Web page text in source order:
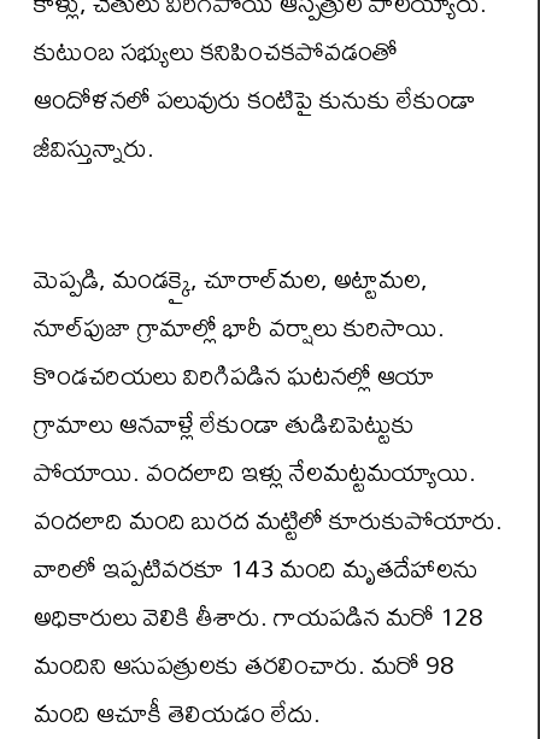
కుటుంబ సభ్యులు కనిపించకపోవడంతో
ఆందోళనలో పలువురు కంటిపై కునుకు లేకుండా
జీవిస్తున్నారు.
మెప్పడి, మండక్కై, చూరాల్‌మల, అట్టామల,
నూల్‌పుజా గ్రామాల్లో భారీ వర్షాలు కురిసాయి.
కొండచరియలు విరిగిపడిన ఘటనల్లో ఆయా
గ్రామాలు ఆనవాళ్లే లేకుండా తుడిచిపెట్టుకు
పోయాయి. వందలాది ఇళ్లు నేలమట్టమయ్యాయి.
వందలాది మంది బురద మట్టిలో కూరుకుపోయారు.
వారిలో ఇప్పటివరకూ 143 మంది మృతదేహాలను
అధికారులు వెలికి తీశారు. గాయపడిన మరో 128
మందిని ఆసుపత్రులకు తరలించారు. మరో 98
మంది ఆచూకీ తెలియడం లేదు.